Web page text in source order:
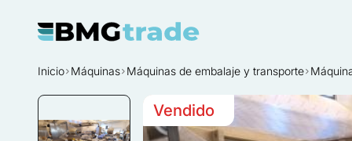
Inicio Máquinas Máquinas de embalaje y transporte
Vendido